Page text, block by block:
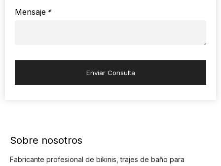
*
Mensaje
Enviar Consulta
Sobre nosotros
Fabricante profesional de bikinis, trajes de baño para